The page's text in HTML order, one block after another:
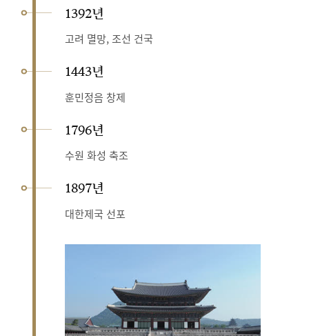
1392년
고려 멸망, 조선 건국
1443년
훈민정음 창제
1796년
수원 화성 축조
1897년
대한제국 선포